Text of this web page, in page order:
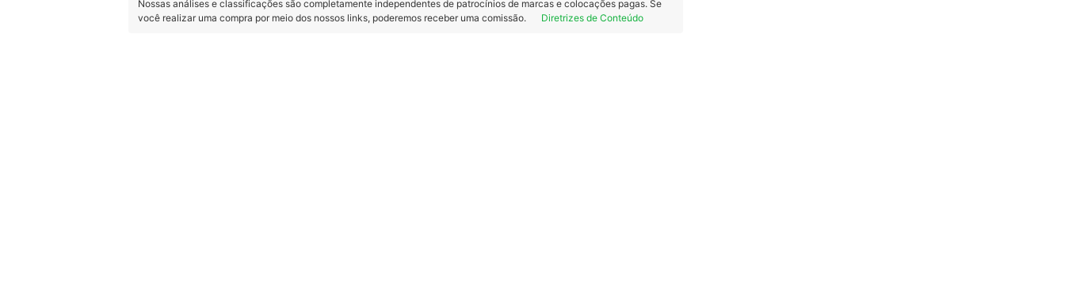
Nossas análises e classificações são completamente independentes de patrocínios de marcas e colocações pagas. Se
você realizar uma compra por meio dos nossos links, poderemos receber uma comissão.
Diretrizes de Conteúdo